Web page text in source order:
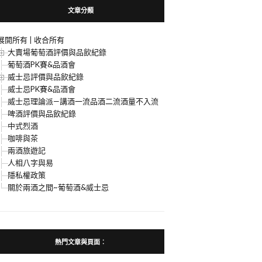
文章分類
開所有
收合所有
大賣場葡萄酒評價與品飲紀錄
葡萄酒PK賽&品酒會
威士忌評價與品飲紀錄
威士忌PK賽&品酒會
威士忌理論派—講酒一流品酒二流酒量不入流
啤酒評價與品飲紀錄
中式烈酒
咖啡與茶
兩酒旅遊記
人相八字與易
隱私權政策
關於兩酒之間~葡萄酒&威士忌
熱門文章與頁面︰